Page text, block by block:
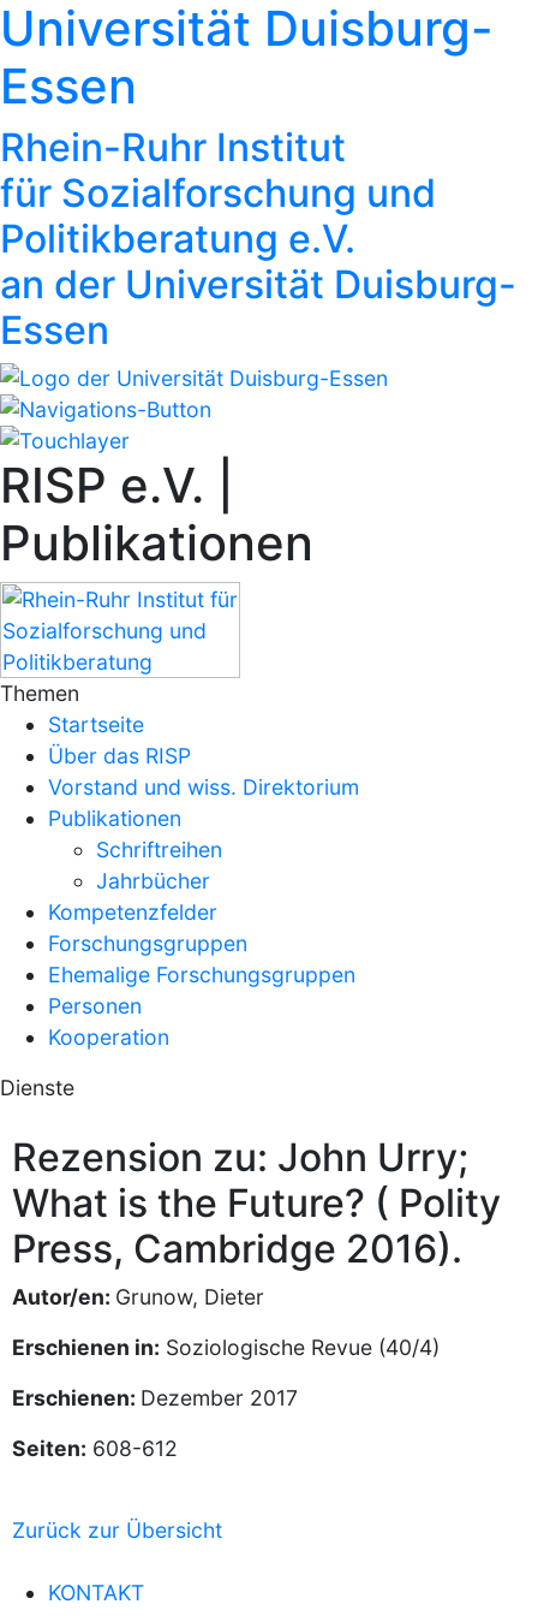
Universität Duisburg-
Essen
Rhein-Ruhr Institut
für Sozialforschung und
Politikberatung e.V.
an der Universität Duisburg-
Essen
RISP e.V. |
Publikationen
Themen
Startseite
Über das RISP
Vorstand und wiss. Direktorium
Publikationen
Schriftreihen
Jahrbücher
Kompetenzfelder
Forschungsgruppen
Ehemalige Forschungsgruppen
Personen
Kooperation
Dienste
Rezension zu: John Urry;
What is the Future? ( Polity
Press, Cambridge 2016).
Autor/en: Grunow, Dieter
Erschienen in: Soziologische Revue (40/4)
Erschienen: Dezember 2017
Seiten: 608-612
Zurück zur Übersicht
KONTAKT